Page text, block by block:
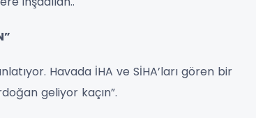
Havada İHA ve SİHA’ları gören bir
geliyor kaçın”.